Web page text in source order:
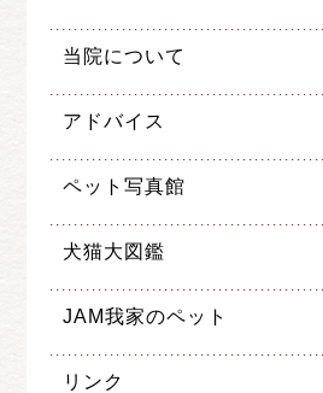
当院について
アドバイス
ペット写真館
犬猫大図鑑
JAM我家のペット
リンク